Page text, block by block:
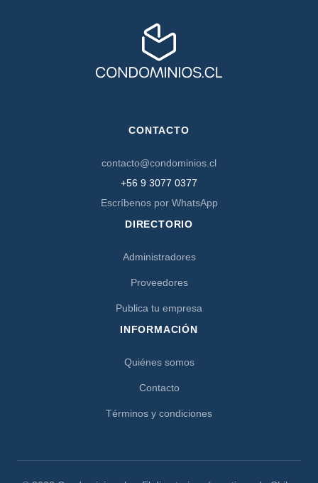
CONTACTO
contacto@condominios.cl
+56 9 3077 0377
Escríbenos por WhatsApp
DIRECTORIO
Administradores
Proveedores
Publica tu empresa
INFORMACIÓN
Quiénes somos
Contacto
Términos y condiciones